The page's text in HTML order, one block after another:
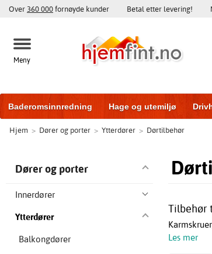
Over 360 000fornøyde kunder Betal etter levering!
Meny
Baderomsinnredning Hage og utemiljø
Hytter og friggeboder Hjem og innredning
Hjem > Dører og porter > Ytterdører > Dørtilbehør
Tilbehør
Les mer
Dører og porter
Innerdører
Ytterdører
Balkongdører